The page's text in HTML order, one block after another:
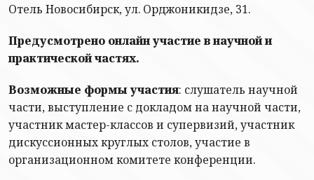
Отель Новосибирск, ул. Орджоникидзе, 31.
Предусмотрено онлайн участие в научной и
практической частях.
Возможные формы участия: слушатель научной
части, выступление с докладом на научной части,
участник мастер-классов и супервизий, участник
дискуссионных круглых столов, участие в
организационном комитете конференции.